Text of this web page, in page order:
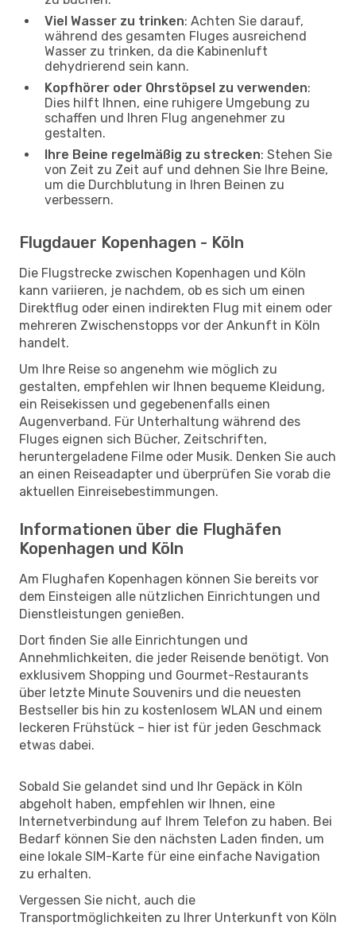
Viel Wasser zu trinken: Achten Sie darauf,
während des gesamten Fluges ausreichend
Wasser zu trinken, da die Kabinenluft
dehydrierend sein kann.
Kopfhörer oder Ohrstöpsel zu verwenden:
Dies hilft Ihnen, eine ruhigere Umgebung zu
schaffen und Ihren Flug angenehmer zu
gestalten.
Ihre Beine regelmäßig zu strecken: Stehen Sie
von Zeit zu Zeit auf und dehnen Sie Ihre Beine,
um die Durchblutung in Ihren Beinen zu
verbessern.
Flugdauer Kopenhagen - Köln
Die Flugstrecke zwischen Kopenhagen und Köln
kann variieren, je nachdem, ob es sich um einen
Direktflug oder einen indirekten Flug mit einem oder
mehreren Zwischenstopps vor der Ankunft in Köln
handelt.
Um Ihre Reise so angenehm wie möglich zu
gestalten, empfehlen wir Ihnen bequeme Kleidung,
ein Reisekissen und gegebenenfalls einen
Augenverband. Für Unterhaltung während des
Fluges eignen sich Bücher, Zeitschriften,
heruntergeladene Filme oder Musik. Denken Sie auch
an einen Reiseadapter und überprüfen Sie vorab die
aktuellen Einreisebestimmungen.
Informationen über die Flughäfen
Kopenhagen und Köln
Am Flughafen Kopenhagen können Sie bereits vor
dem Einsteigen alle nützlichen Einrichtungen und
Dienstleistungen genießen.
Dort finden Sie alle Einrichtungen und
Annehmlichkeiten, die jeder Reisende benötigt. Von
exklusivem Shopping und Gourmet-Restaurants
über letzte Minute Souvenirs und die neuesten
Bestseller bis hin zu kostenlosem WLAN und einem
leckeren Frühstück – hier ist für jeden Geschmack
etwas dabei.
Sobald Sie gelandet sind und Ihr Gepäck in Köln
abgeholt haben, empfehlen wir Ihnen, eine
Internetverbindung auf Ihrem Telefon zu haben. Bei
Bedarf können Sie den nächsten Laden finden, um
eine lokale SIM-Karte für eine einfache Navigation
zu erhalten.
Vergessen Sie nicht, auch die
Transportmöglichkeiten zu Ihrer Unterkunft von Köln